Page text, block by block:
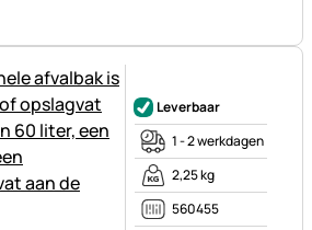
Leverbaar
1 - 2 werkdagen
2,25 kg
560455